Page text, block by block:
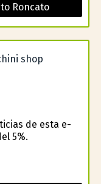
Roncato
de esta e-
5%.